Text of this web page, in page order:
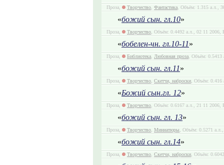
Проза, Творчество, Фантастика, Объём: 1.315 а.л.,
«божий сын. гл.10»
Проза, Творчество, Объём: 0.4492 а.л., 02 11 2006,
«бобелен-чн. гл.10-11»
Проза, Библиотека, Любовная проза, Объём: 0.5413
«божий сын. гл.11»
Проза, Творчество, Скетчи, наброски, Объём: 0.416
«Божий сын.гл. 12»
Проза, Творчество, Объём: 0.6167 а.л., 21 11 2006,
«божий сын. гл. 13»
Проза, Творчество, Миниатюры, Объём: 0.5271
«божий сын. гл.14»
Проза, Творчество, Скетчи, наброски, Объём: